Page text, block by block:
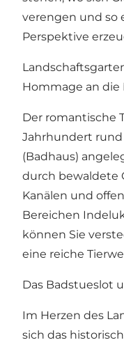
verengen und so
Perspektive
Hommage an die
Der romantische
Jahrhundert
(Badhaus)
durch bewaldete
Kanälen und
Bereichen
können Sie
eine reiche
Das Badstueslot
Im Herzen des
sich das